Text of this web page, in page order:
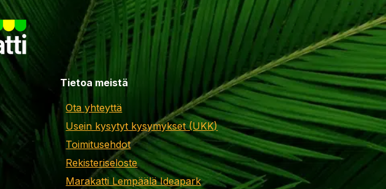
Tietoa meistä
Ota yhteyttä
Usein kysytyt kysymykset (UKK)
Toimitusehdot
Rekisteriseloste
Marakatti Lempäälä Ideapark